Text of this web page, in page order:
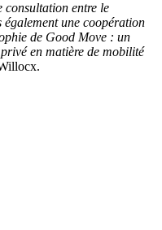
consultation entre le
une coopération
de Good Move : un
en matière de mobilité